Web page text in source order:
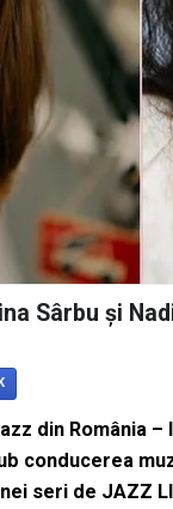
Sârbu și
din România
conducerea
seri de JAZZ